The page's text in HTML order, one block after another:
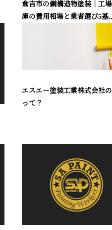
倉吉市の鋼構造物塗装｜工
庫の費用相場と業者選び5基
エスエー塗装工業株式会社
って？